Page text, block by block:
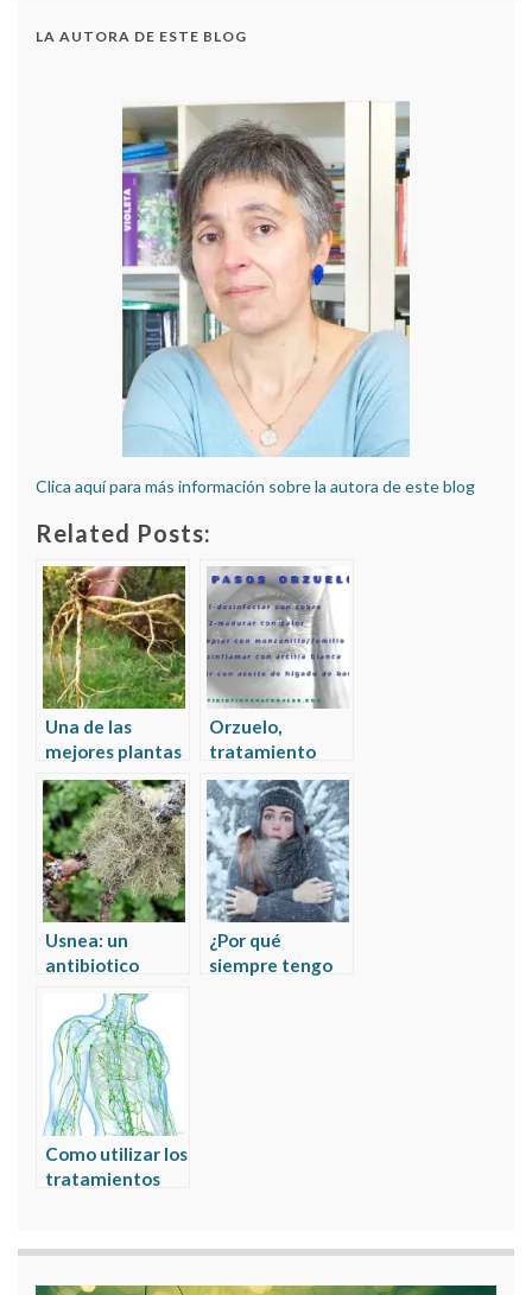
LA AUTORA DE ESTE BLOG
Clica aquí para más información sobre la autora de este blog
Related Posts:
Una de las
mejores plantas
chinas para el
sistema
inmunológico
Orzuelo,
tratamiento
natural en 5
pasos
Usnea: un
antibiotico
natural para
infecciones
localizadas
¿Por qué
siempre tengo
Como utilizar los
tratamientos
inflamados